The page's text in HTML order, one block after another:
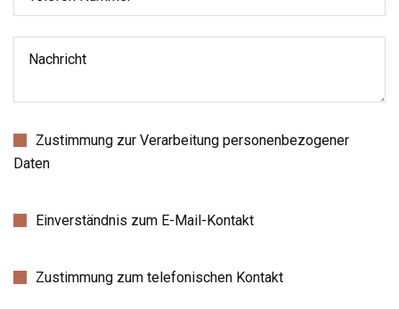
Zustimmung zur Verarbeitung personenbezogener
Daten
Einverständnis zum E-Mail-Kontakt
Zustimmung zum telefonischen Kontakt